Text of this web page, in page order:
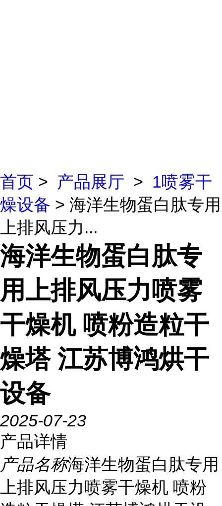
首页 > 产品展厅 > 1喷雾干
燥设备 > 海洋生物蛋白肽专用
上排风压力...
海洋生物蛋白肽专
用上排风压力喷雾
干燥机 喷粉造粒干
燥塔 江苏博鸿烘干
设备
2025-07-23
产品详情
产品名称海洋生物蛋白肽专用
上排风压力喷雾干燥机 喷粉